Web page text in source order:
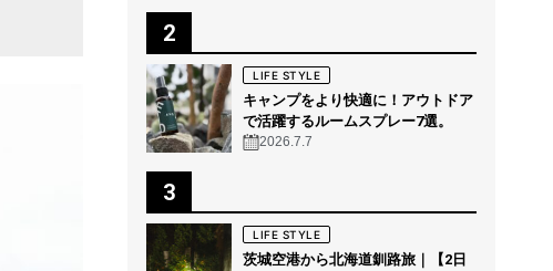
2
LIFE STYLE
キャンプをより快適に！アウトドア
で活躍するルームスプレー7選。
2026.7.7
3
LIFE STYLE
茨城空港から北海道釧路旅｜【2日